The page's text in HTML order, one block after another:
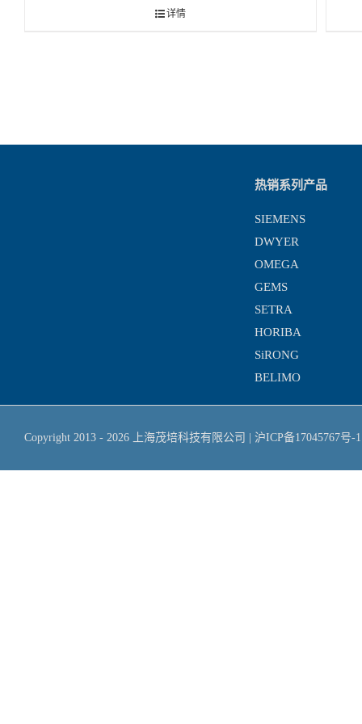
详情
热销系列产品
SIEMENS
DWYER
OMEGA
GEMS
SETRA
HORIBA
SiRONG
BELIMO
Copyright 2013 - 2026 上海茂培科技有限公司 沪ICP备17045767号-1